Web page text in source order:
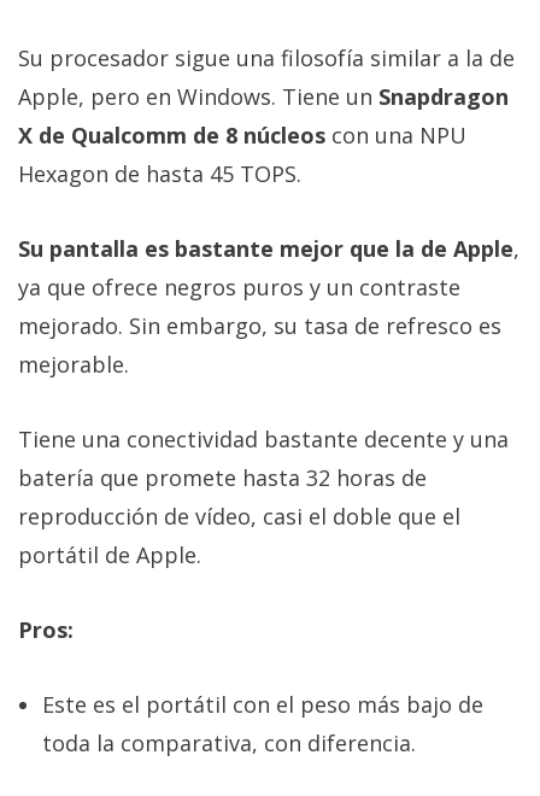
Su procesador sigue una filosofía similar a la de
Apple, pero en Windows. Tiene un Snapdragon
X de Qualcomm de 8 núcleos con una NPU
Hexagon de hasta 45 TOPS.
Su pantalla es bastante mejor que la de Apple,
ya que ofrece negros puros y un contraste
mejorado. Sin embargo, su tasa de refresco es
mejorable.
Tiene una conectividad bastante decente y una
batería que promete hasta 32 horas de
reproducción de vídeo, casi el doble que el
portátil de Apple.
Pros:
Este es el portátil con el peso más bajo de
toda la comparativa, con diferencia.